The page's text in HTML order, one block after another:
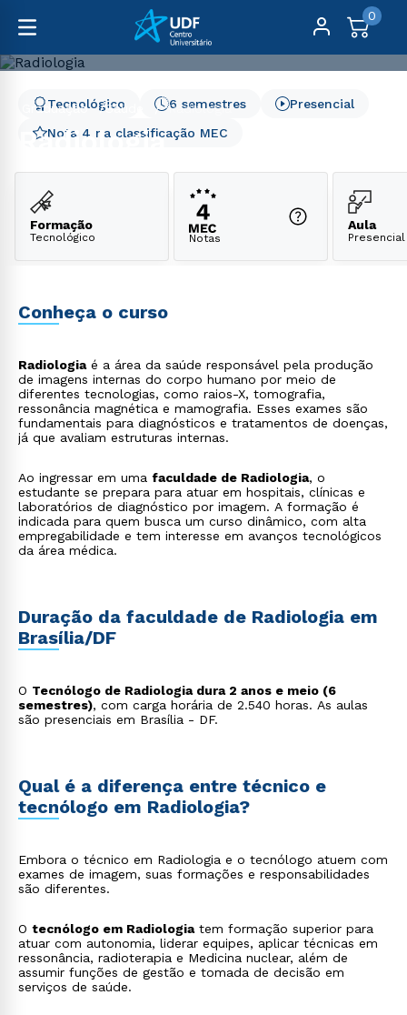
0
Graduação Saúde Radiologia
Radiologia
Nota 4 na classificação MEC
6 semestres
Tecnológico Presencial
Formação
Tecnológico Notas
Aula
Presencial
Conheça o curso
Radiologiaé a área da saúde responsável pela produção
de imagens internas do corpo humano por meio de
diferentes tecnologias, como raios-X, tomografia,
ressonância magnética e mamografia. Esses exames são
fundamentais para diagnósticos e tratamentos de doenças,
já que avaliam estruturas internas.
Ao ingressar em uma faculdade de Radiologia, o
estudante se prepara para atuar em hospitais, clínicas e
laboratórios de diagnóstico por imagem. A formação é
indicada para quem busca um curso dinâmico, com alta
empregabilidade e tem interesse em avanços tecnológicos
da área médica.
Duração da faculdade de Radiologia em
Brasília/DF
O Tecnólogo de Radiologia dura 2 anos e meio (6
semestres), com carga horária de 2.540 horas. As aulas
são presenciais em Brasília - DF.
Qual é a diferença entre técnico e
tecnólogo em Radiologia?
Embora o técnico em Radiologia e o tecnólogo atuem com
exames de imagem, suas formações e responsabilidades
são diferentes.
O tecnólogo em Radiologiatem formação superior para
atuar com autonomia, liderar equipes, aplicar técnicas em
ressonância, radioterapia e Medicina nuclear, além de
assumir funções de gestão e tomada de decisão em
serviços de saúde.